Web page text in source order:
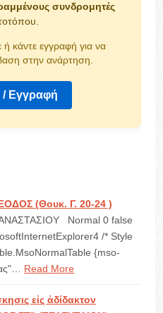
συνδρομητές
κάντε εγγραφή για να
στην ανάρτηση.
/ Εγγραφή
(Θουκ. Γ. 20-24 )
Normal 0 false
/* Style
{mso-
Read More
εἰς ἀδίδακτον